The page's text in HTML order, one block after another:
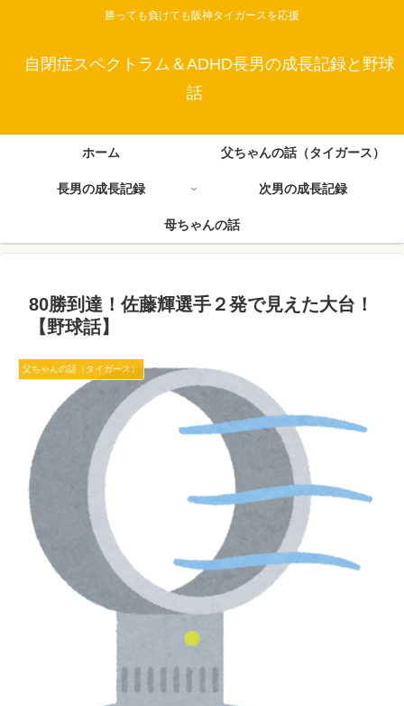
勝っても負けても阪神タイガースを応援
自閉症スペクトラム＆ADHD長男の成長記録と野球
話
ホーム 父ちゃんの話（タイガース）
長男の成長記録 次男の成長記録
母ちゃんの話
80勝到達！佐藤輝選手２発で見えた大台！
【野球話】
父ちゃんの話（タイガース）